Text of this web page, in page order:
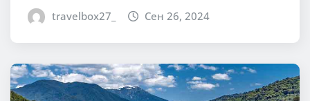
travelbox27_ Сен 26, 2024